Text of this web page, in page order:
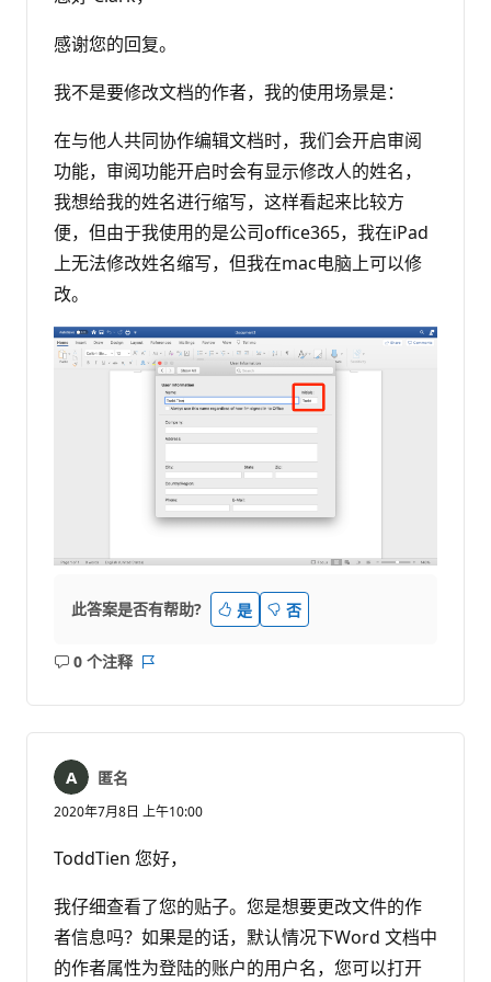
感谢您的回复。
我不是要修改文档的作者，我的使用场景是：
在与他人共同协作编辑文档时，我们会开启审阅
功能，审阅功能开启时会有显示修改人的姓名，
我想给我的姓名进行缩写，这样看起来比较方
便，但由于我使用的是公司office365，我在iPad
上无法修改姓名缩写，但我在mac电脑上可以修
改。
此答案是否有帮助? 是 否
0 个注释
无
报
匿名
2020年7月8日 上午10:00
ToddTien 您好，
我仔细查看了您的贴子。您是想要更改文件的作
者信息吗？如果是的话，默认情况下Word 文档中
的作者属性为登陆的账户的用户名，您可以打开